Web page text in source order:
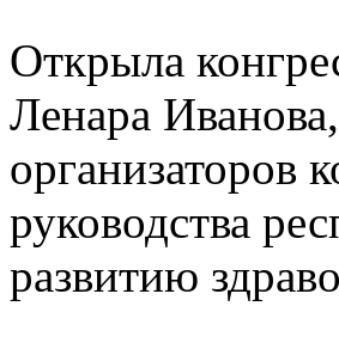
Открыла
Ленара
организаторов
руководства
развитию